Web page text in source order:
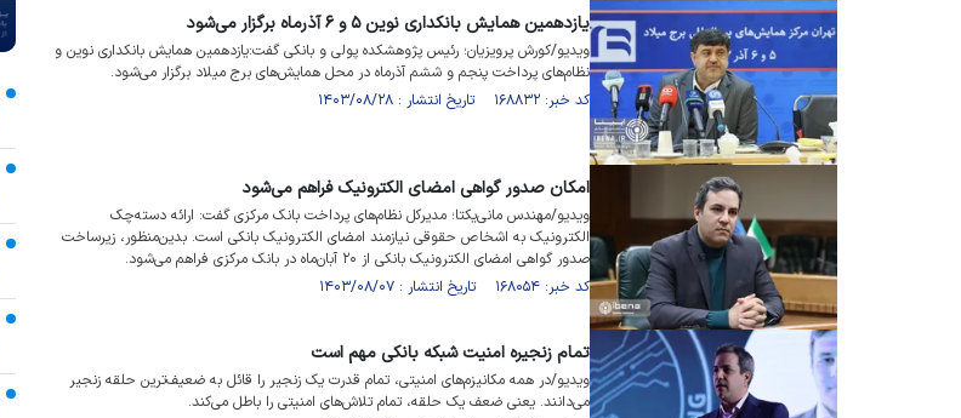
یازدهمین همایش بانکداری نوین ۵ و ۶ آذرماه برگزار می‌شود
ویدیو/کورش پرویزیان؛ رئیس پژوهشکده پولی و بانکی گفت:یازدهمین همایش بانکداری نوین و
نظام‌های پرداخت پنجم و ششم آذرماه در محل همایش‌های برج میلاد برگزار می‌شود.
کد خبر: ۱۶۸۸۳۲ تاریخ انتشار : ۱۴۰۳/۰۸/۲۸
امکان صدور گواهی امضای الکترونیک فراهم می‌شود
ویدیو/مهندس مانی‌یکتا؛ مدیرکل نظام‌های پرداخت بانک مرکزی گفت: ارائه دسته‌چک
الکترونیک به اشخاص حقوقی نیازمند امضای الکترونیک بانکی است. بدین‌منظور، زیرساخت
صدور گواهی امضای الکترونیک بانکی از ۲۰ آبان‌ماه در بانک مرکزی فراهم می‌شود.
کد خبر: ۱۶۸۰۵۴ تاریخ انتشار : ۱۴۰۳/۰۸/۰۷
تمام زنجیره امنیت شبکه بانکی مهم است
ویدیو/در همه مکانیزم‌های امنیتی، تمام قدرت یک زنجیر را قائل به ضعیف‌ترین حلقه زنجیر
می‌دانند. یعنی ضعف یک حلقه، تمام تلاش‌های امنیتی را باطل می‌کند.